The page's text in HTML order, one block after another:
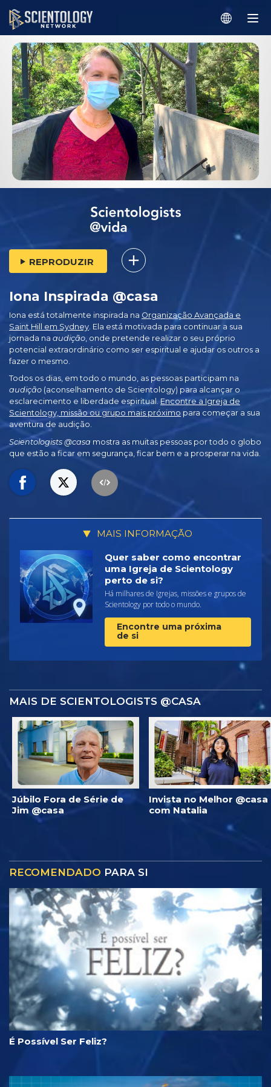
REPRODUZIR
Iona Inspirada @casa
Iona está totalmente inspirada na Organização Avançada e
Saint Hill em Sydney . Ela está motivada para continuar a sua
jornada na audição , onde pretende realizar o seu próprio
potencial extraordinário como ser espiritual e ajudar os outros a
fazer o mesmo.
Todos os dias, em todo o mundo, as pessoas participam na
audição (aconselhamento de Scientology) para alcançar o
esclarecimento e liberdade espiritual. Encontre a Igreja de
Scientology, missão ou grupo mais próximo para começar a sua
aventura de audição.
Scientologists @casa mostra as muitas pessoas por todo o globo
que estão a ficar em segurança, ficar bem e a prosperar na vida.
MAIS INFORMAÇÃO
Quer saber como encontrar
uma Igreja de Scientology
perto de si?
Há milhares de Igrejas, missões e grupos de
Scientology por todo o mundo.
Encontre uma próxima
de si
MAIS DE SCIENTOLOGISTS @CASA
Júbilo Fora de Série de
Jim @casa
Invista no Melhor @casa
com Natalia
RECOMENDADO PARA SI
É Possível Ser Feliz?